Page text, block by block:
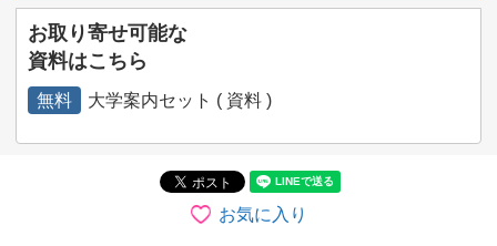
お取り寄せ可能な
資料はこちら
無料 大学案内セット ( 資料 )
お気に入り